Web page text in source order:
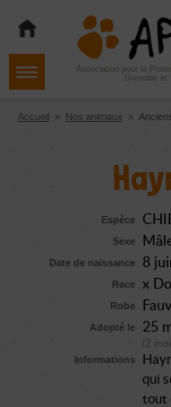
navigation
contenu
Aller
pied
de
Association pour la
Grenoble et
Accueil » Nos animaux »
Espèce
Sexe
Date de naissance 8
Race x
Robe
Adopté le 25
(2
Informations
qui
tout